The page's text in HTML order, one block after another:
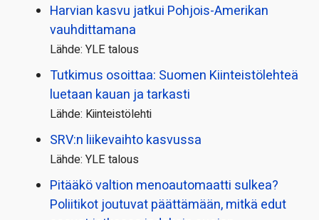
Harvian kasvu jatkui Pohjois-Amerikan
vauhdittamana
Lähde: YLE talous
Tutkimus osoittaa: Suomen Kiinteistölehteä
luetaan kauan ja tarkasti
Lähde: Kiinteistölehti
SRV:n liikevaihto kasvussa
Lähde: YLE talous
Pitääkö valtion menoautomaatti sulkea?
Poliitikot joutuvat päättämään, mitkä edut